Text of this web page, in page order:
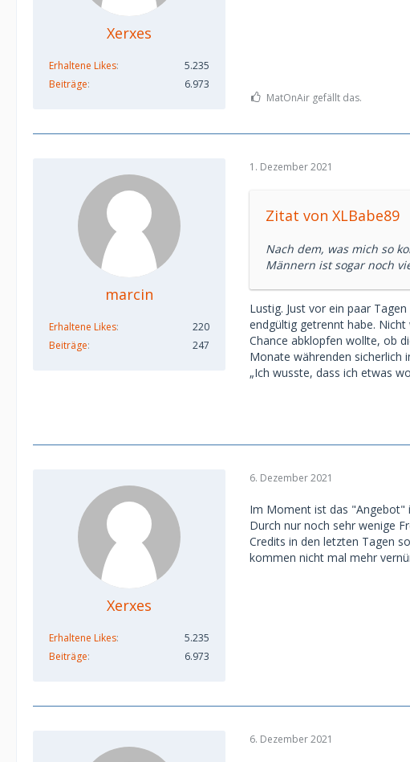
Xerxes
Erhaltene Likes
5.235
Beiträge
6.973
MatOnAir gefällt das.
marcin
Erhaltene Likes
220
Beiträge
247
1. Dezember 2021
Zitat von XLBabe89
Nach dem, was mich so
Männern ist sogar noch
Lustig. Just vor ein paar
endgültig getrennt habe.
Chance abklopfen wollte, ob
Monate währenden sicherlich
„Ich wusste, dass ich etwas
Xerxes
Erhaltene Likes
5.235
Beiträge
6.973
6. Dezember 2021
Im Moment ist das "Angebot"
Durch nur noch sehr wenige
Credits in den letzten Tagen
kommen nicht mal mehr
6. Dezember 2021